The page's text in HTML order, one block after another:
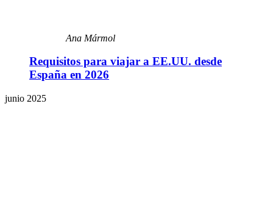
Ana Mármol
Requisitos para viajar a EE.UU. desde
España en 2026
junio 2025